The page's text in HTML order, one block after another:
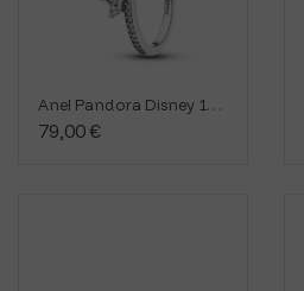
Anel Pandora Disney 194134C01
79,00 €